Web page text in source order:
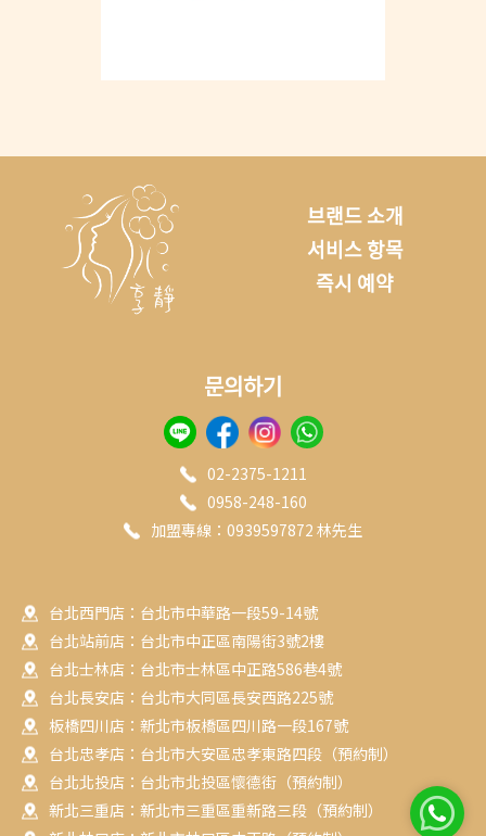
브랜드 소개
서비스 항목
즉시 예약
문의하기
02-2375-1211
0958-248-160
加盟專線：0939597872 林先生
台北西門店：台北市中華路一段59-14號
台北站前店：台北市中正區南陽街3號2樓
台北士林店：台北市士林區中正路586巷4號
台北長安店：台北市大同區長安西路225號
板橋四川店：新北市板橋區四川路一段167號
台北忠孝店：台北市大安區忠孝東路四段（預約制）
台北北投店：台北市北投區懷德街（預約制）
新北三重店：新北市三重區重新路三段（預約制）